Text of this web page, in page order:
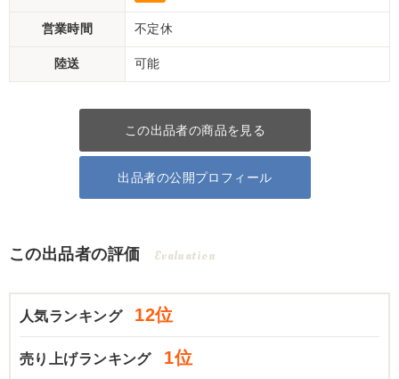
営業時間 不定休
陸送 可能
この出品者の商品を見る
出品者の公開プロフィール
この出品者の評価 Evaluation
人気ランキング 12位
売り上げランキング 1位